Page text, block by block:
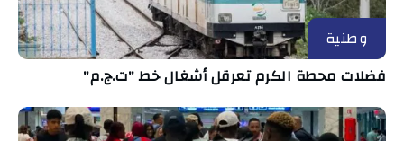
وطنية
فضلات محطة الكرم تعرقل أشغال خط "ت.ج.م"